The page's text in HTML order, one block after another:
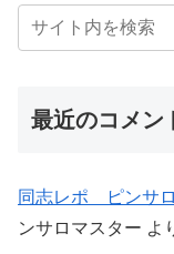
最近のコメン
同志レポ ピンサ
ンサロマスター よ